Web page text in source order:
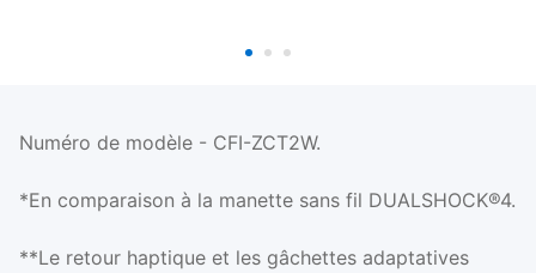
Numéro de modèle - CFI-ZCT2W.
*En comparaison à la manette sans fil DUALSHOCK®4.
**Le retour haptique et les gâchettes adaptatives